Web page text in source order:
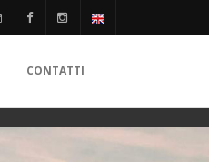
CONTATTI